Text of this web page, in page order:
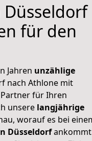
für den
Jahren unzählige
nach Athlone mit
für Ihren
unsere langjährige
worauf es bei
Düsseldorf